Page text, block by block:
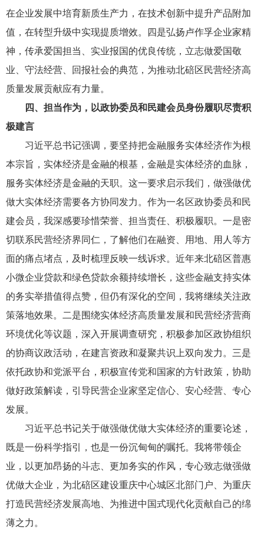
在企业发展中培育新质生产力，在技术创新中提升产品附加
值，在转型升级中实现提质增效。四是弘扬卢作孚企业家精
神，传承爱国担当、实业报国的优良传统，立志做爱国敬
业、守法经营、回报社会的典范，为推动北碚区民营经济高
质量发展贡献应有力量。
四、担当作为，以政协委员和民建会员身份履职尽责积
极建言
习近平总书记强调，要坚持把金融服务实体经济作为根
本宗旨，实体经济是金融的根基，金融是实体经济的血脉，
服务实体经济是金融的天职。这一要求启示我们，做强做优
做大实体经济需要各方协同发力。作为一名区政协委员和民
建会员，我深感要珍惜荣誉、担当责任、积极履职。一是密
切联系民营经济界同仁，了解他们在融资、用地、用人等方
面的痛点堵点，及时梳理反映一线诉求。近年来北碚区普惠
小微企业贷款和绿色贷款余额持续增长，这些金融支持实体
的务实举措值得点赞，但仍有深化的空间，我将继续关注政
策落地效果。二是围绕实体经济高质量发展和民营经济营商
环境优化等议题，深入开展调查研究，积极参加区政协组织
的协商议政活动，在建言资政和凝聚共识上双向发力。三是
依托政协和党派平台，积极宣传党和国家的方针政策，协助
做好政策解读，引导民营企业家坚定信心、安心经营、专心
发展。
习近平总书记关于做强做优做大实体经济的重要论述，
既是一份科学指引，也是一份沉甸甸的嘱托。我将带领企
业，以更加昂扬的斗志、更加务实的作风，专心致志做强做
优做大企业，为北碚区建设重庆中心城区北部门户、为重庆
打造民营经济发展高地、为推进中国式现代化贡献自己的绵
薄之力。